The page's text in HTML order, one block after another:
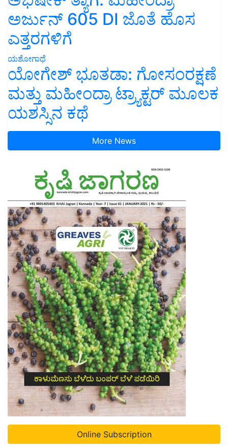
ಅರ್ಜುನ್ 605 DI ಜೊತೆ ಹೊಸ
ಎತ್ತರಗಳಿಗೆ
ಯಶೋಗಾಥೆ
ಯೋಗೇಶ್ ಭೂತಡಾ: ಗೋಸಂರಕ್ಷಣೆ
ಮತ್ತು ಮಹೀಂದ್ರಾ ಟ್ರ್ಯಾಕ್ಟರ್ ಮೂಲಕ
ಯಶಸ್ಸಿನ ಕಥೆ
More News
Online Subscription